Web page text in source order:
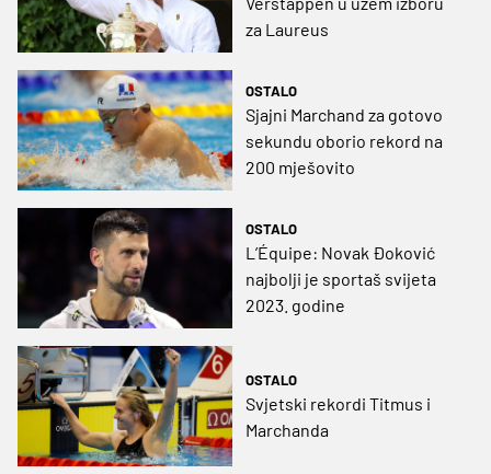
za Laureus
OSTALO
Sjajni Marchand za gotovo
sekundu oborio rekord na
200 mješovito
OSTALO
L’Équipe: Novak Đoković
najbolji je sportaš svijeta
2023. godine
OSTALO
Svjetski rekordi Titmus i
Marchanda